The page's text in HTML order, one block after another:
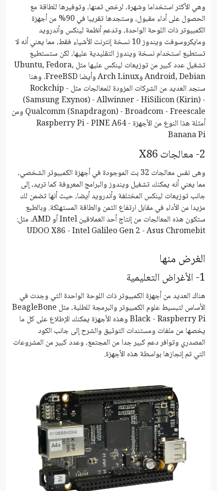
وهي الأكثر استخداما وشهرة، لرخص ثمنها، وتوفيرها للطاقة مع
الحصول على أداء مقبول، وستجدها تقريبا في 90% من أجهزة
الكمبيوتر ذات اللوحة الواحدة، وتدعم أنظمة لينكس وأندرويد
ومايكروسوفت ويندوز 10 نسخة إنترنت الأشياء فقط، مما يعني أنه لا
تستطيع استخدام نسخة ويندوز التقليدية عليها، لكن ستستطيع
تشغيل عدد كبير من توزيعات لينكس عليها مثل Ubuntu, Fedora,
Android, Debian وArch Linux وأيضا FreeBSD. وهنا
سنجد العديد من الشركات المزودة للمعالجات مثل Rockchip -
(Samsung Exynos) - Allwinner - HiSilicon (Kirin) -
Qualcomm (Snapdragon) - Broadcom - Freescale ومن
أمثلة هذا النوع من الأجهزة Raspberry Pi - PINE A64 -
Banana Pi
2- معالجات X86
وهى نفس معالجات 32 بت الموجودة في أجهزة الكمبيوتر الشخصي،
مما يعني أنه يمكنك تشغيل ويندوز والبرامج المعروفة كما تريد، إلى
جانب توزيعات لينكس المختلفة وأندرويد أيضا، حيث أنها تضمن لك
مزيدا من الأداء في مقابل ارتفاع الثمن والطاقة المستهلكة. وبالطبع
ستكون هذه المعالجات من إنتاج أحد العملاقين Intel أو AMD. مثل:
UDOO X86 - Intel Galileo Gen 2 - Asus Chromebit
الغرض منها
1- الأغراض التعليمية
هناك العديد من أجهزة الكمبيوتر ذات اللوحة الواحدة التي وجدت في
الأساس لتبسيط علوم الكمبيوتر والبرمجة للطلبة، مثل BeagleBone
Black - Raspberry Pi وهذه الأجهزة يمكنك الإطلاع على كل ما
يخصها من ملفات ومستندات التوثيق والشرح إلى جانب الكود
المصدري وتوافر دعم كبير جدا من المجتمع، وعدد كبير من المشروعات
التي تم إنجازها بواسطة هذه الأجهزة.